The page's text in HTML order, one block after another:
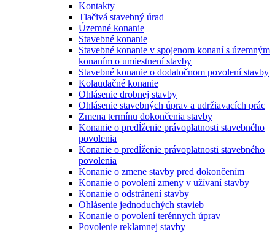
Kontakty
Tlačivá stavebný úrad
Územné konanie
Stavebné konanie
Stavebné konanie v spojenom konaní s územným
konaním o umiestnení stavby
Stavebné konanie o dodatočnom povolení stavby
Kolaudačné konanie
Ohlásenie drobnej stavby
Ohlásenie stavebných úprav a udržiavacích prác
Zmena termínu dokončenia stavby
Konanie o predĺženie právoplatnosti stavebného
povolenia
Konanie o predĺženie právoplatnosti stavebného
povolenia
Konanie o zmene stavby pred dokončením
Konanie o povolení zmeny v užívaní stavby
Konanie o odstránení stavby
Ohlásenie jednoduchých stavieb
Konanie o povolení terénnych úprav
Povolenie reklamnej stavby